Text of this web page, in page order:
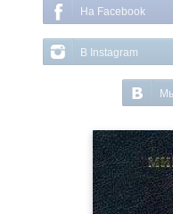
На Facebook
В Instagram